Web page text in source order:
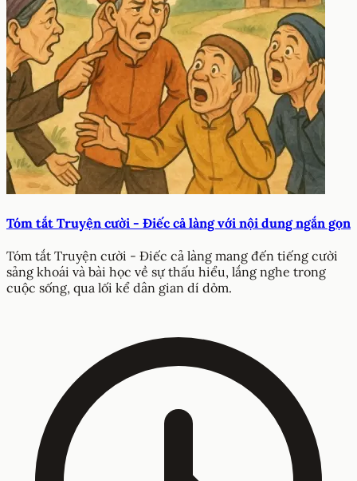
Tóm tắt Truyện cười - Điếc cả làng với nội dung ngắn gọn
Tóm tắt Truyện cười - Điếc cả làng mang đến tiếng cười
sảng khoái và bài học về sự thấu hiểu, lắng nghe trong
cuộc sống, qua lối kể dân gian dí dỏm.